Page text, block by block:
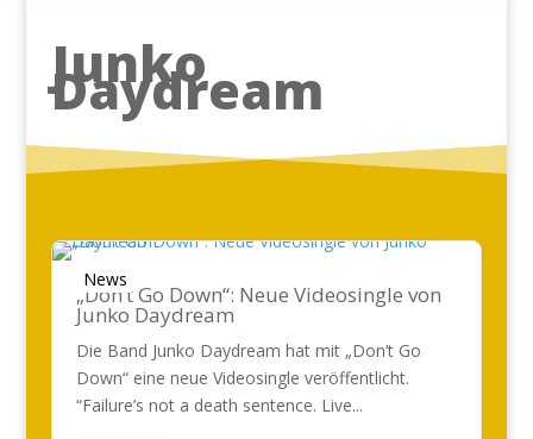
Junko
Daydream
News
„Don’t Go Down“: Neue Videosingle von
Junko Daydream
Die Band Junko Daydream hat mit „Don’t Go
Down“ eine neue Videosingle veröffentlicht.
“Failure’s not a death sentence. Live...